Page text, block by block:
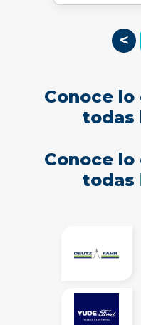
<
Conoce
todas
Conoce
todas